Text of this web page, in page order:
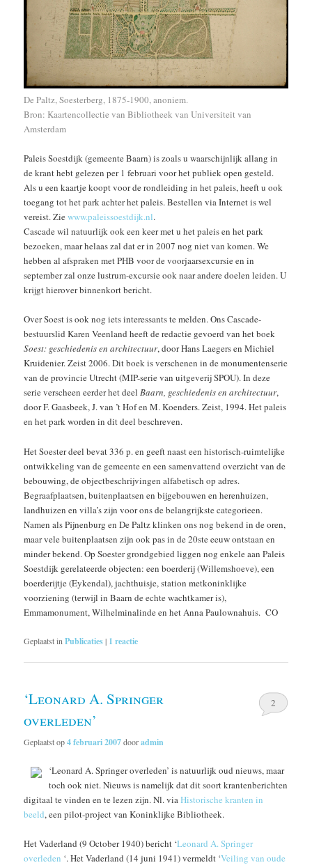
De Paltz, Soesterberg, 1875-1900, anoniem.
Bron: Kaartencollectie van Bibliotheek van Universiteit van
Amsterdam
Paleis Soestdijk (gemeente Baarn) is zoals u waarschijnlijk allang in
de krant hebt gelezen per 1 februari voor het publiek open gesteld.
Als u een kaartje koopt voor de rondleiding in het paleis, heeft u ook
toegang tot het park achter het paleis. Bestellen via Internet is wel
vereist. Ziewww.paleissoestdijk.nl.
Cascade wil natuurlijk ook een keer met u het paleis en het park
bezoeken, maar helaas zal dat er in 2007 nog niet van komen. We
hebben al afspraken met PHB voor de voorjaarsexcursie en in
september zal onze lustrum-excursie ook naar andere doelen leiden. U
krijgt hierover binnenkort bericht.
Over Soest is ook nog iets interessants te melden. Ons Cascade-
bestuurslid Karen Veenland heeft de redactie gevoerd van het boek
Soest: geschiedenis en architectuur, door Hans Laegers en Michiel
Kruidenier. Zeist 2006. Dit boek is verschenen in de monumentenserie
van de provincie Utrecht (MIP-serie van uitgeverij SPOU). In deze
serie verscheen eerder het deelBaarn, geschiedenis en architectuur,
door F. Gaasbeek, J. van ’t Hof en M. Koenders. Zeist, 1994. Het paleis
en het park worden in dit deel beschreven.
Het Soester deel bevat 336 p. en geeft naast een historisch-ruimtelijke
ontwikkeling van de gemeente en een samenvattend overzicht van de
bebouwing, de objectbeschrijvingen alfabetisch op adres.
Begraafplaatsen, buitenplaatsen en bijgebouwen en herenhuizen,
landhuizen en villa’s zijn voor ons de belangrijkste categorieen.
Namen als Pijnenburg en De Paltz klinken ons nog bekend in de oren,
maar vele buitenplaatsen zijn ook pas in de 20ste eeuw ontstaan en
minder bekend. Op Soester grondgebied liggen nog enkele aan Paleis
Soestdijk gerelateerde objecten: een boerderij (Willemshoeve), een
boerderijtje (Eykendal), jachthuisje, station metkoninklijke
voorziening (terwijl in Baarn de echte wachtkamer is),
Emmamonument, Wilhelminalinde en het Anna Paulownahuis. CO
Geplaatst in Publicaties| 1 reactie
‘Leonard A. Springer
overleden’
Geplaatst op4 februari 2007dooradmin
2
‘Leonard A. Springer overleden’ is natuurlijk oud nieuws, maar
toch ook niet. Nieuws is namelijk dat dit soort krantenberichten
digitaal te vinden en te lezen zijn. Nl. viaHistorische kranten in
beeld, een pilot-project van Koninklijke Bibliotheek.
Het Vaderland (9 October 1940) bericht ‘Leonard A. Springer
overleden ‘. Het Vaderland (14 juni 1941) vermeldt ‘Veiling van oude